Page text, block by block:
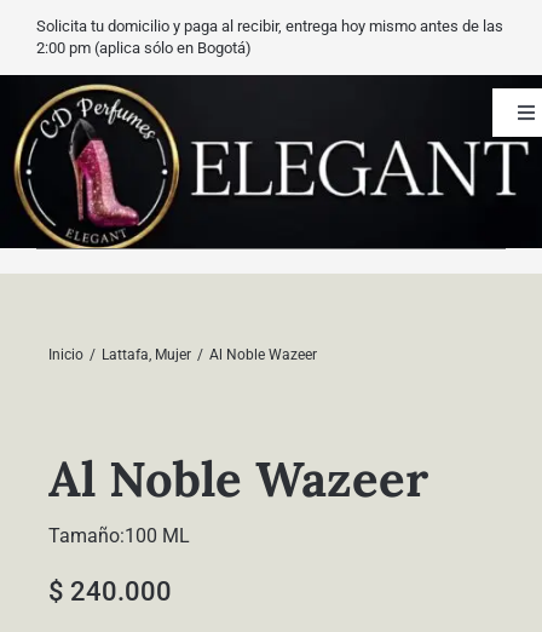
Saltar
contenido
Solicita tu domicilio y paga al recibir, entrega hoy mismo antes de las
2:00 pm (aplica sólo en Bogotá)
CD Perfumes
Blog
Contacto
Inicio Lattafa Mujer Al Noble Wazeer
Al Noble Wazeer
Tamaño:100 ML
$ 240.000